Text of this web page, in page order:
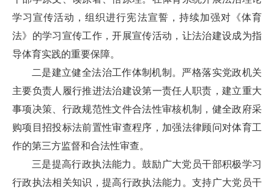
学习宣传活动，组织进行宪法宣誓，持续加强对《体育
法》的学习宣传工作，开展宣传活动，让法治建设成为指
导体育实践的重要保障。
二是建立健全法治工作体制机制。严格落实党政机关
主要负责人履行推进法治建设第一责任人职责，建立重大
事项决策、行政规范性文件合法性审核机制，健全政府采
购项目招投标法前置性审查程序，加强法律顾问对体育工
作的第三方监督和合法性审查。
三是提高行政执法能力。鼓励广大党员干部积极学习
行政执法相关知识，提高行政执法能力。支持广大党员干